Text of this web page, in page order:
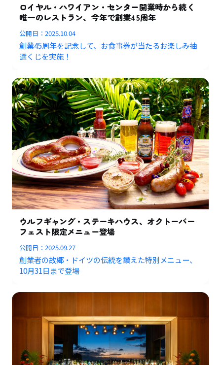
ロイヤル・ハワイアン・センター開業時から続く
唯一のレストラン、今年で創業45周年
公開日：2025.10.04
創業45周年を記念して、お食事券が当たるお楽しみ抽
選くじを実施！
ウルフギャング・ステーキハウス、オクトーバー
フェスト限定メニュー登場
公開日：2025.09.27
創業者の故郷・ドイツの伝統を讃えた特別メニュー、
10月31日まで登場